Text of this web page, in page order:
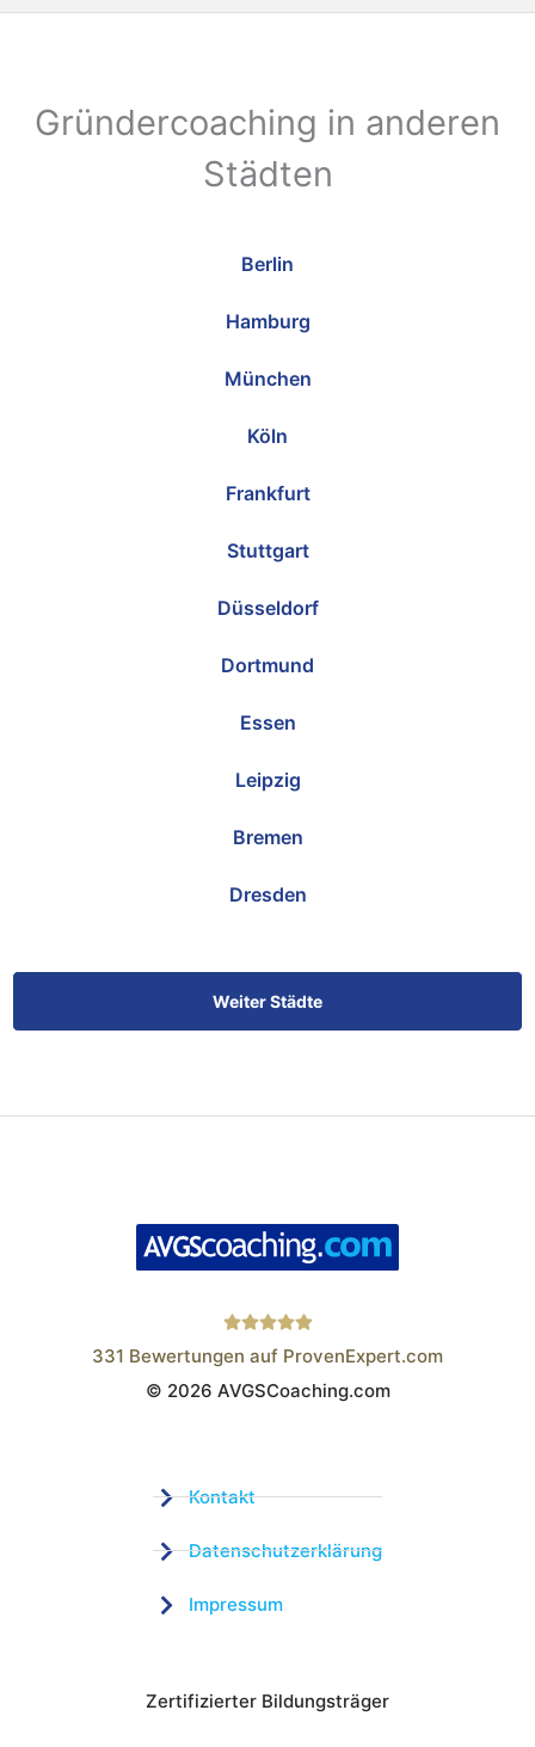
Gründercoaching in anderen
Städten
Berlin
Hamburg
München
Köln
Frankfurt
Stuttgart
Düsseldorf
Dortmund
Essen
Leipzig
Bremen
Dresden
Weiter Städte
Wistor GmbH
331 Bewertungen auf ProvenExpert.com
© 2026 AVGSCoaching.com
Kontakt
Datenschutzerklärung
Impressum
Zertifizierter Bildungsträger